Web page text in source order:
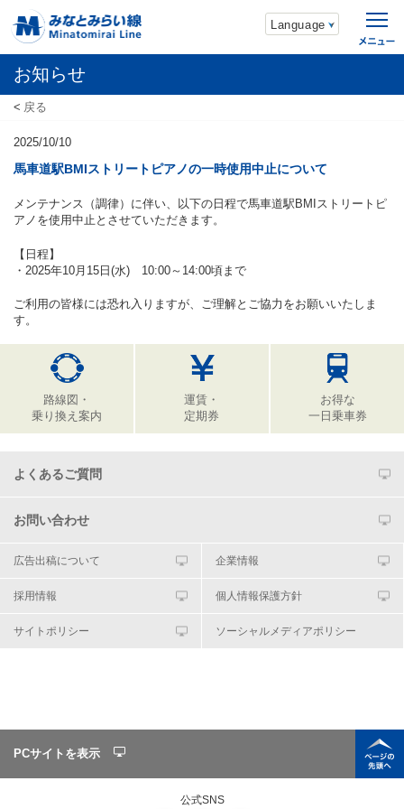
Language
お知らせ
戻る
2025/10/10
馬車道駅BMIストリートピアノの一時使用中止について
メンテナンス（調律）に伴い、以下の日程で馬車道駅 BMI ストリートピ
アノを使用中止とさせていただきます。
【日程】
・2025年10月15日(水) 10:00～14:00頃まで
ご利用の皆様には恐れ入りますが、ご理解とご協力をお願いいたしま
す。
路線図・
乗り換え案内
運賃・
定期券
お得な
一日乗車券
よくあるご質問
お問い合わせ
広告出稿について 企業情報
採用情報 個人情報保護方針
サイトポリシー ソーシャルメディアポリシー
PCサイトを表示
公式SNS